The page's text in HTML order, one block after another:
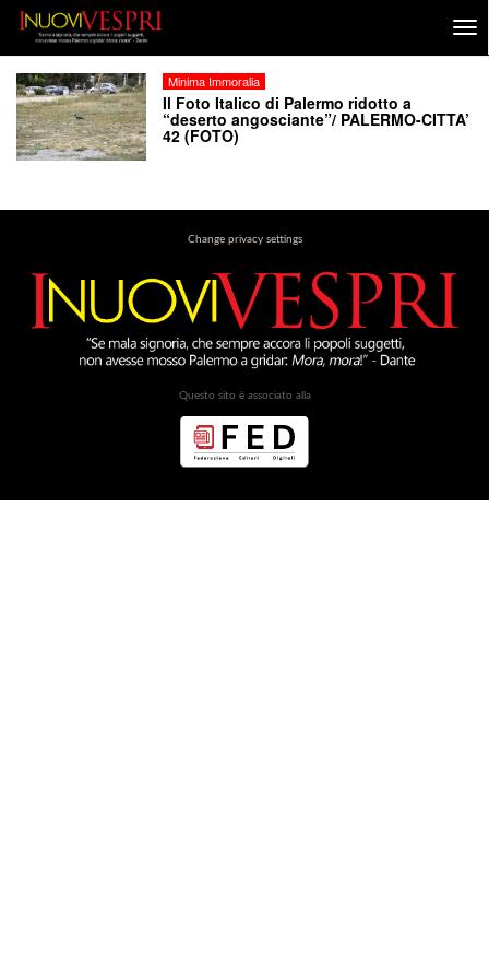
Minima Immoralia
Il Foto Italico di Palermo ridotto a
“deserto angosciante”/ PALERMO-CITTA’
42 (FOTO)
Change privacy settings
Questo sito è associato alla